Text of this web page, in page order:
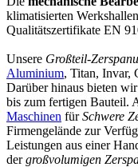
klimatisierten
Qualitätszertifikate EN
Unsere Großteil-
Aluminium, Titan, Invar,
Darüber hinaus bieten
bis zum fertigen Bauteil.
Maschinen fürSchwere
Firmengelände zur
Leistungen aus einer
dergroßvolumigen